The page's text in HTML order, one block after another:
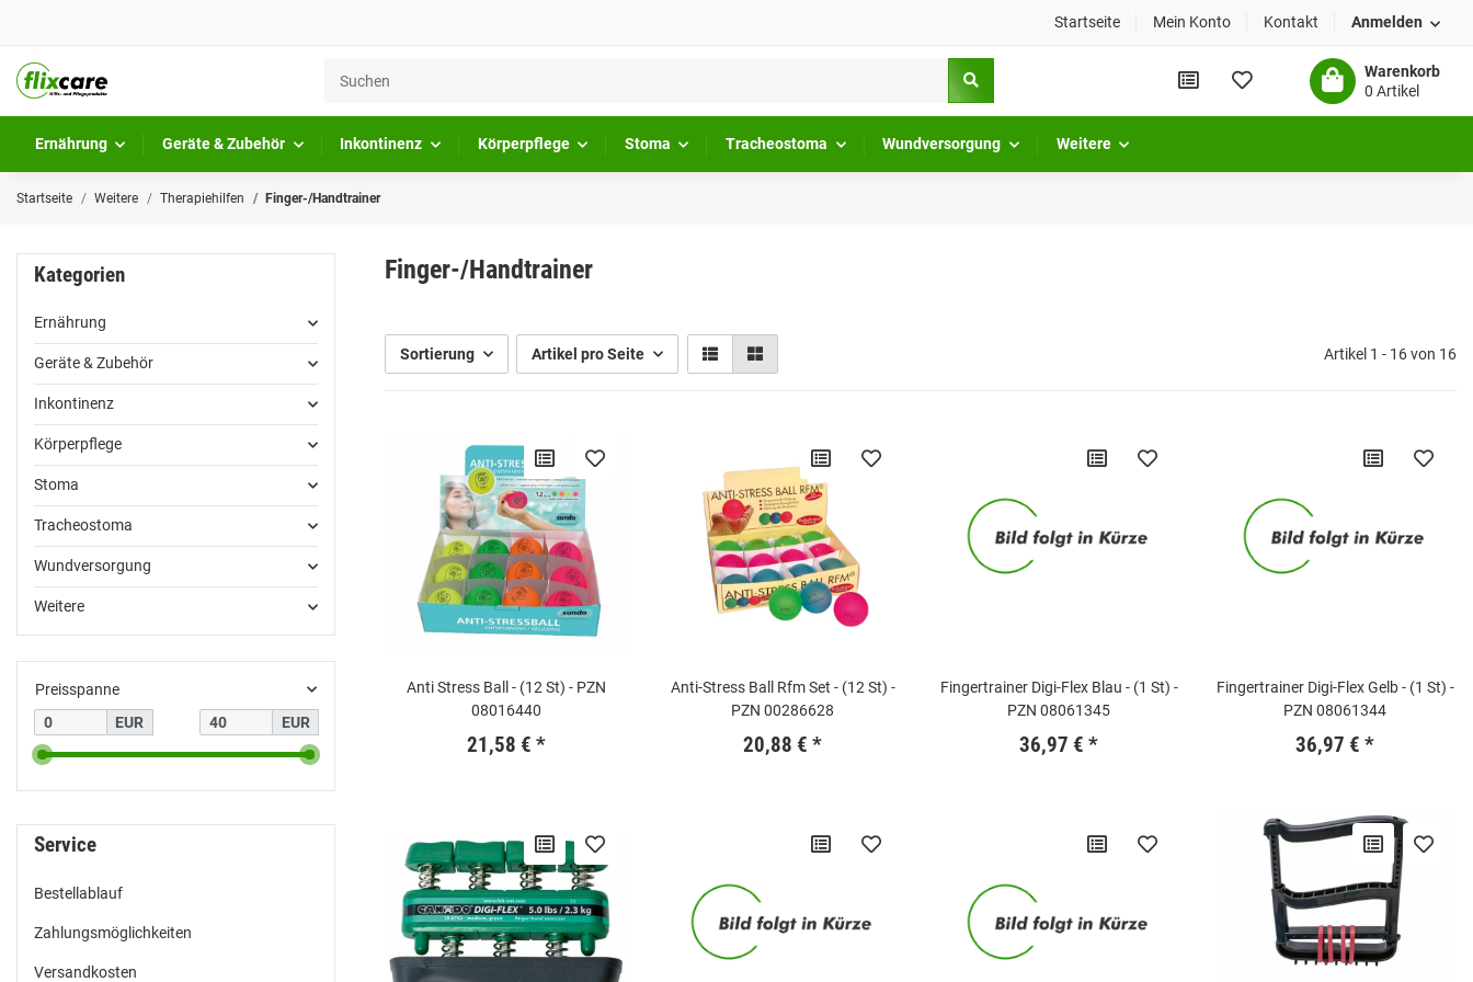
Startseite Mein Konto Kontakt Anmelden
Warenkorb
0 Artikel
Ernährung Geräte & Zubehör Inkontinenz Körperpflege Stoma Tracheostoma Wundversorgung Weitere
Startseite Weitere Therapiehilfen Finger-/Handtrainer
Finger-/Handtrainer
Sortierung Artikel pro Seite Artikel 1 - 16 von 16
Anti Stress Ball - (12 St) - PZN
08016440
21,58 € *
Anti-Stress Ball Rfm Set - (12 St) -
PZN 00286628
20,88 € *
Fingertrainer Digi-Flex Blau - (1 St) -
PZN 08061345
36,97 € *
Fingertrainer Digi-Flex Gelb - (1 St) -
PZN 08061344
36,97 € *
Kategorien
Ernährung
Geräte & Zubehör
Inkontinenz
Körperpflege
Stoma
Tracheostoma
Wundversorgung
Weitere
Preisspanne
EUR
EUR
Service
Bestellablauf
Zahlungsmöglichkeiten
Versandkosten